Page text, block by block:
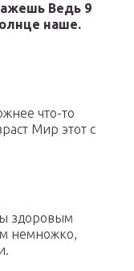
Ведь 9
наше.
что-то
Мир этот с
здоровым
немножко,